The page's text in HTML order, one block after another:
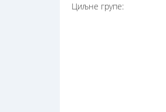
Циљне групе: